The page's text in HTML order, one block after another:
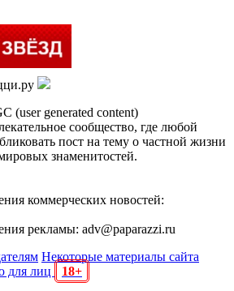
(user generated content)
сообщество, где любой
пост на тему о частной жизни
знаменитостей.
коммерческих новостей:
рекламы: adv@paparazzi.ru
Некоторые материалы сайта
для лиц
18+